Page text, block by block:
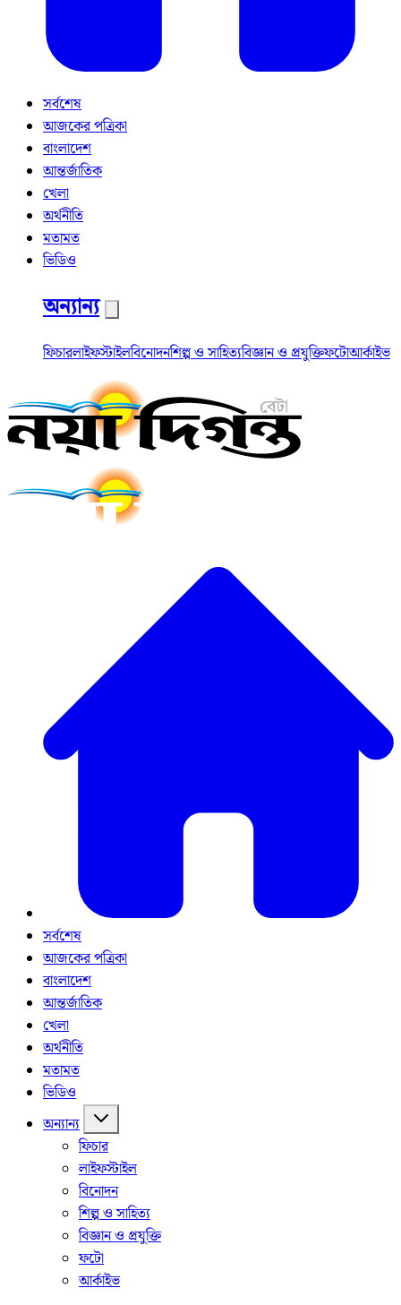
সর্বশেষ
আজকের পত্রিকা
বাংলাদেশ
আন্তর্জাতিক
খেলা
অর্থনীতি
মতামত
ভিডিও
অন্যান্য
ফিচারলাইফস্টাইলবিনোদনশিল্প ও সাহিত্যবিজ্ঞান ও প্রযুক্তিফটোআর্কাইভ
সর্বশেষ
আজকের পত্রিকা
বাংলাদেশ
আন্তর্জাতিক
খেলা
অর্থনীতি
মতামত
ভিডিও
অন্যান্য
ফিচার
লাইফস্টাইল
বিনোদন
শিল্প ও সাহিত্য
বিজ্ঞান ও প্রযুক্তি
ফটো
আর্কাইভ